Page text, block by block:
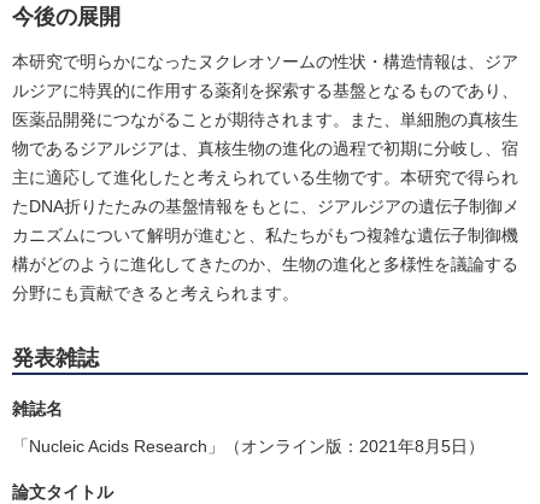
今後の展開
本研究で明らかになったヌクレオソームの性状・構造情報は、ジア
ルジアに特異的に作用する薬剤を探索する基盤となるものであり、
医薬品開発につながることが期待されます。また、単細胞の真核生
物であるジアルジアは、真核生物の進化の過程で初期に分岐し、宿
主に適応して進化したと考えられている生物です。本研究で得られ
たDNA折りたたみの基盤情報をもとに、ジアルジアの遺伝子制御メ
カニズムについて解明が進むと、私たちがもつ複雑な遺伝子制御機
構がどのように進化してきたのか、生物の進化と多様性を議論する
分野にも貢献できると考えられます。
発表雑誌
雑誌名
「Nucleic Acids Research」（オンライン版：2021年8月5日）
論文タイトル